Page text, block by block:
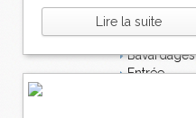
Lire la suite
Dessert
Plat
Bavardages
Entrée